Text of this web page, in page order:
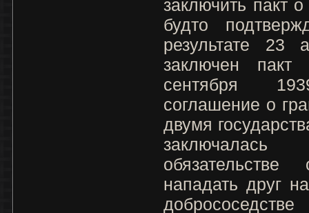
заключить пакт
будто
результате 23
заключен
сентября
соглашение о
двумя
нападать друг